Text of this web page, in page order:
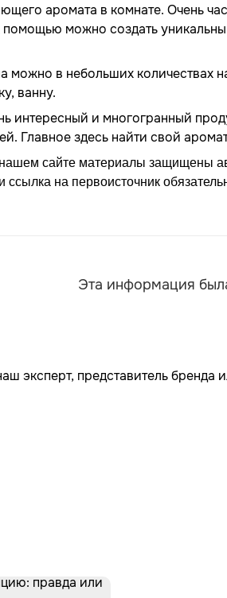
аромата в комнате. Очень
можно создать
в небольших количествах
ванну.
интересный и многогранный
Главное здесь найти свой
сайте материалы защищены
ссылка на первоисточник
Эта информация
эксперт, представитель бренда